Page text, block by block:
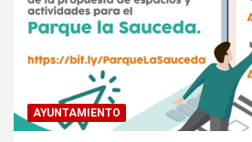
AYUNTAMIENTO